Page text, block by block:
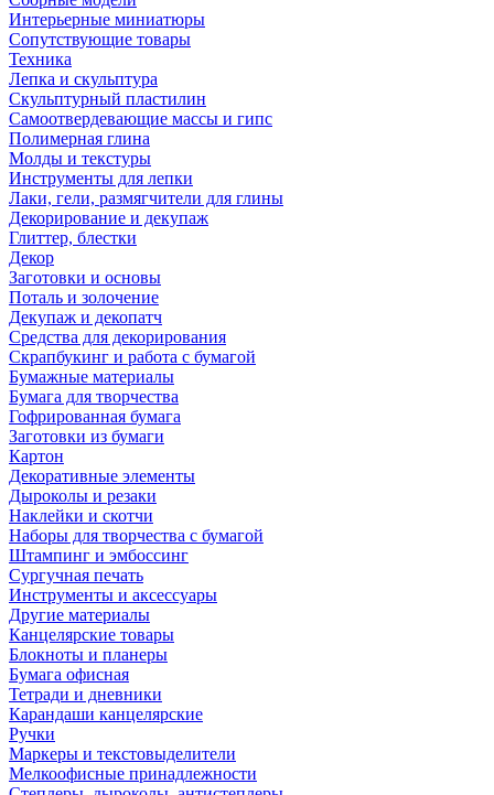
Интерьерные миниатюры
Сопутствующие товары
Техника
Лепка и скульптура
Скульптурный пластилин
Самоотвердевающие массы и гипс
Полимерная глина
Молды и текстуры
Инструменты для лепки
Лаки, гели, размягчители для глины
Декорирование и декупаж
Глиттер, блестки
Декор
Заготовки и основы
Поталь и золочение
Декупаж и декопатч
Средства для декорирования
Скрапбукинг и работа с бумагой
Бумажные материалы
Бумага для творчества
Гофрированная бумага
Заготовки из бумаги
Картон
Декоративные элементы
Дыроколы и резаки
Наклейки и скотчи
Наборы для творчества с бумагой
Штампинг и эмбоссинг
Сургучная печать
Инструменты и аксессуары
Другие материалы
Канцелярские товары
Блокноты и планеры
Бумага офисная
Тетради и дневники
Карандаши канцелярские
Ручки
Маркеры и текстовыделители
Мелкоофисные принадлежности